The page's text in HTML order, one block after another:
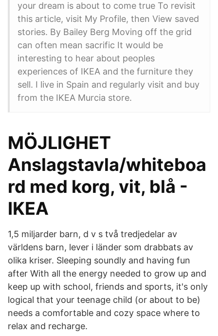
your dream is about to come true To revisit
this article, visit My Profile, then View saved
stories. By Bailey Berg Moving off the grid
can often mean sacrific It would be
interesting to hear about peoples
experiences of IKEA and the furniture they
sell. I live in Spain and regularly visit and buy
from the IKEA Murcia store.
MÖJLIGHET
Anslagstavla/whiteboa
rd med korg, vit, blå -
IKEA
1,5 miljarder barn, d v s två tredjedelar av
världens barn, lever i länder som drabbats av
olika kriser. Sleeping soundly and having fun
after With all the energy needed to grow up and
keep up with school, friends and sports, it's only
logical that your teenage child (or about to be)
needs a comfortable and cozy space where to
relax and recharge.